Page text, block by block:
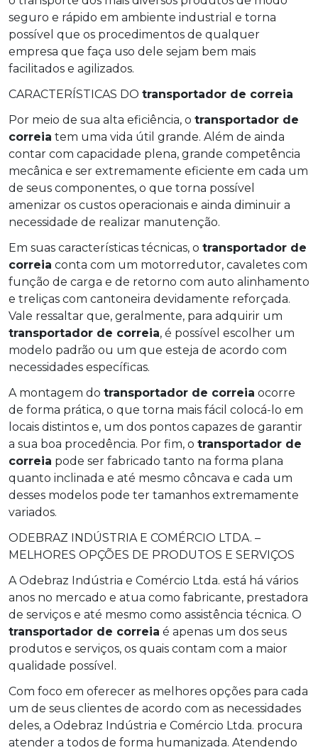
seguro e rápido em ambiente industrial e torna
possível que os procedimentos de qualquer
empresa que faça uso dele sejam bem mais
facilitados e agilizados.
CARACTERÍSTICAS DO transportador de correia
Por meio de sua alta eficiência, o transportador de
correia tem uma vida útil grande. Além de ainda
contar com capacidade plena, grande competência
mecânica e ser extremamente eficiente em cada um
de seus componentes, o que torna possível
amenizar os custos operacionais e ainda diminuir a
necessidade de realizar manutenção.
Em suas características técnicas, o transportador de
correia conta com um motorredutor, cavaletes com
função de carga e de retorno com auto alinhamento
e treliças com cantoneira devidamente reforçada.
Vale ressaltar que, geralmente, para adquirir um
transportador de correia, é possível escolher um
modelo padrão ou um que esteja de acordo com
necessidades específicas.
A montagem do transportador de correia ocorre
de forma prática, o que torna mais fácil colocá-lo em
locais distintos e, um dos pontos capazes de garantir
a sua boa procedência. Por fim, o transportador de
correia pode ser fabricado tanto na forma plana
quanto inclinada e até mesmo côncava e cada um
desses modelos pode ter tamanhos extremamente
variados.
ODEBRAZ INDÚSTRIA E COMÉRCIO LTDA. –
MELHORES OPÇÕES DE PRODUTOS E SERVIÇOS
A Odebraz Indústria e Comércio Ltda. está há vários
anos no mercado e atua como fabricante, prestadora
de serviços e até mesmo como assistência técnica. O
transportador de correia é apenas um dos seus
produtos e serviços, os quais contam com a maior
qualidade possível.
Com foco em oferecer as melhores opções para cada
um de seus clientes de acordo com as necessidades
deles, a Odebraz Indústria e Comércio Ltda. procura
atender a todos de forma humanizada. Atendendo